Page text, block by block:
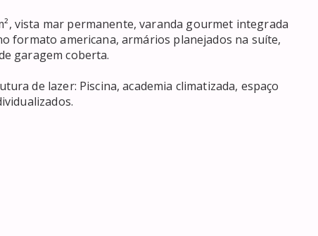
vista mar permanente, varanda gourmet integrada
formato americana, armários planejados na suíte,
garagem coberta.
de lazer: Piscina, academia climatizada, espaço